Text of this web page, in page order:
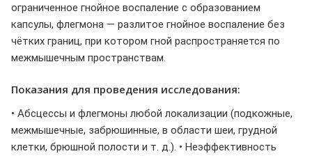
ограниченное гнойное воспаление с образованием
капсулы, флегмона — разлитое гнойное воспаление без
чётких границ, при котором гной распространяется по
межмышечным пространствам.
Показания для проведения исследования:
• Абсцессы и флегмоны любой локализации (подкожные,
межмышечные, забрюшинные, в области шеи, грудной
клетки, брюшной полости и т. д.). • Неэффективность